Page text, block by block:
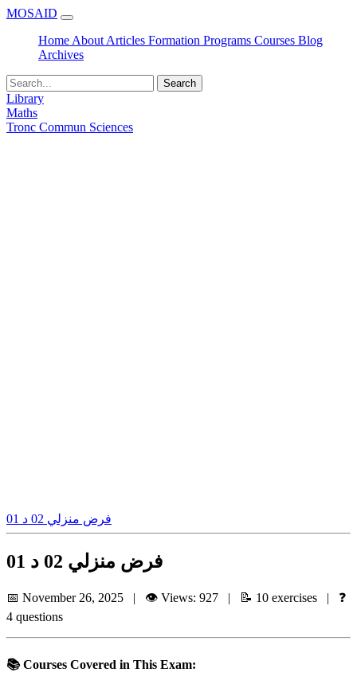
MOSAID
Home About Articles Formation Programs Courses Blog
Archives
Search
Library
Maths
Tronc Commun Sciences
فرض منزلي 02 د 01
فرض منزلي 02 د 01
📅 November 26, 2025 | 👁️ Views: 927 | 📝 10 exercises | ❓
4 questions
📚 Courses Covered in This Exam: